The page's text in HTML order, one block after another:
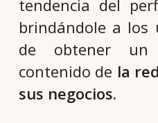
tendencia del
brindándole a los
de obtener
contenido de la
sus negocios.